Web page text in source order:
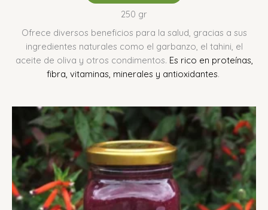
250 gr
Ofrece diversos beneficios para la salud, gracias a sus
ingredientes naturales como el garbanzo, el tahini, el
aceite de oliva y otros condimentos. Es rico en proteínas,
fibra, vitaminas, minerales y antioxidantes.